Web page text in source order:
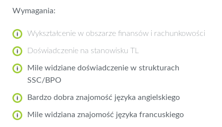
Wymagania:
Wykształcenie w obszarze finansów i rachunkowości
Doświadczenie na stanowisku TL
Mile widziane doświadczenie w strukturach
SSC/BPO
Bardzo dobra znajomość języka angielskiego
Mile widziana znajomość języka francuskiego